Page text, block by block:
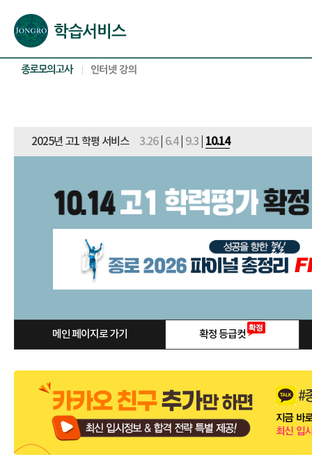
2025년 고1 학평 서비스 3.26| 6.4| 9.3 10.14
메인 페이지로 가기 확정 등급컷